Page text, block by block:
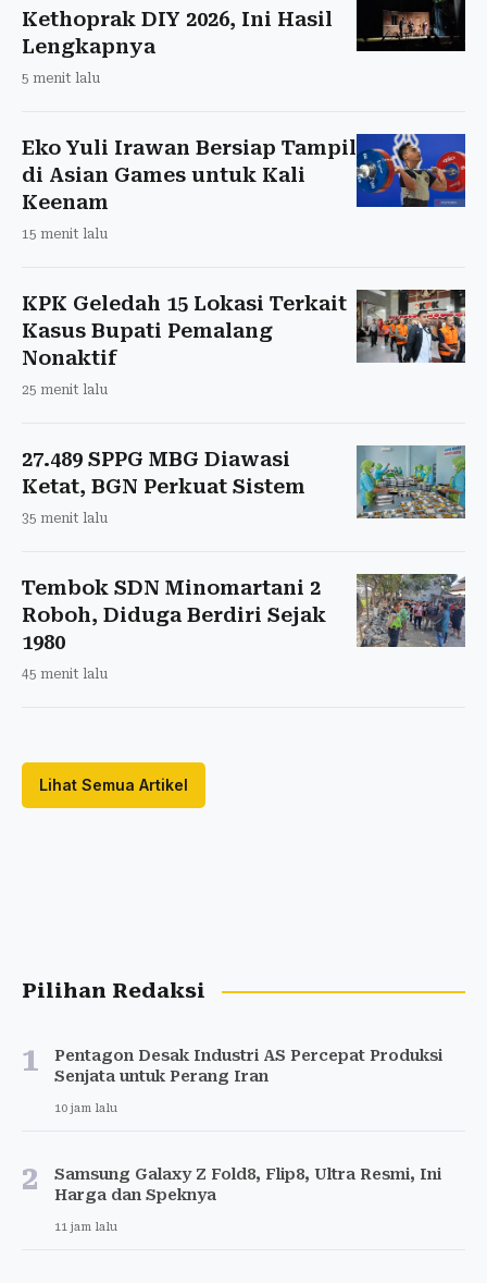
Kethoprak DIY 2026, Ini Hasil
Lengkapnya
5 menit lalu
Eko Yuli Irawan Bersiap Tampil
di Asian Games untuk Kali
Keenam
15 menit lalu
KPK Geledah 15 Lokasi Terkait
Kasus Bupati Pemalang
Nonaktif
25 menit lalu
27.489 SPPG MBG Diawasi
Ketat, BGN Perkuat Sistem
35 menit lalu
Tembok SDN Minomartani 2
Roboh, Diduga Berdiri Sejak
1980
45 menit lalu
Lihat Semua Artikel
Pilihan Redaksi
1
Pentagon Desak Industri AS Percepat Produksi
Senjata untuk Perang Iran
10 jam lalu
2
Samsung Galaxy Z Fold8, Flip8, Ultra Resmi, Ini
Harga dan Speknya
11 jam lalu